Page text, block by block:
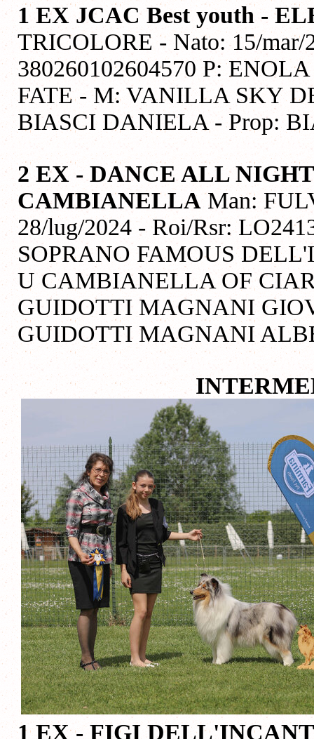
1 EX JCAC Best youth -
TRICOLORE - Nato: 15/
380260102604570 P:
FATE - M: VANILLA SKY
BIASCI DANIELA - Prop:
2 EX- DANCE ALL
CAMBIANELLAMan:
28/lug/2024 - Roi/Rsr:
SOPRANO FAMOUS
U CAMBIANELLA OF
GUIDOTTI MAGNANI
GUIDOTTI MAGNANI
1 EX - FIGI